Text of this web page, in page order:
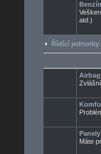
Benzín
atd.)
Řídící jednotky
Máte